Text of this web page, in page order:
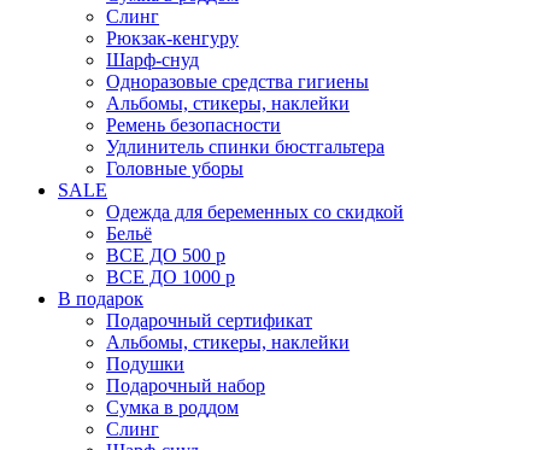
Cлинг
Рюкзак-кенгуру
Шарф-снуд
Одноразовые средства гигиены
Альбомы, стикеры, наклейки
Ремень безопасности
Удлинитель спинки бюстгальтера
Головные уборы
SALE
Одежда для беременных со скидкой
Бельё
ВСЕ ДО 500 р
ВСЕ ДО 1000 р
В подарок
Подарочный сертификат
Альбомы, стикеры, наклейки
Подушки
Подарочный набор
Сумка в роддом
Слинг